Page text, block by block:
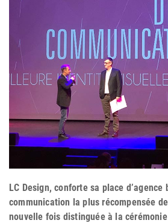
LC Design, conforte sa place d’agence
communication la plus récompensée
nouvelle fois distinguée à la